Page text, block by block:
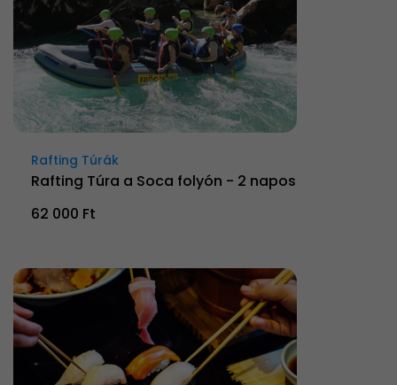
Rafting Túrák
Rafting Túra a Soca folyón - 2 napos
62 000 Ft